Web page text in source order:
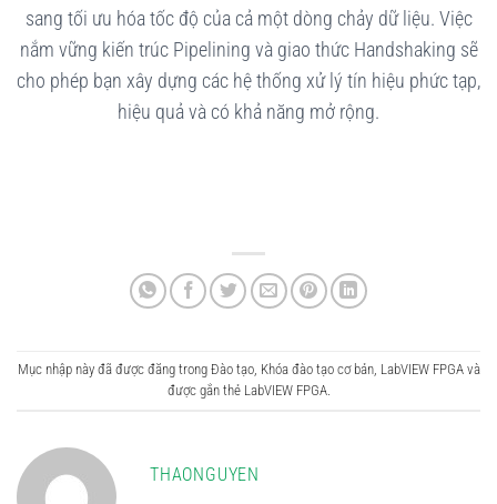
sang tối ưu hóa tốc độ của cả một dòng chảy dữ liệu. Việc
nắm vững kiến trúc Pipelining và giao thức Handshaking sẽ
cho phép bạn xây dựng các hệ thống xử lý tín hiệu phức tạp,
hiệu quả và có khả năng mở rộng.
Mục nhập này đã được đăng trong Đào tạo, Khóa đào tạo cơ bản, LabVIEW FPGAvà
được gắn thẻ LabVIEW FPGA.
THAONGUYEN